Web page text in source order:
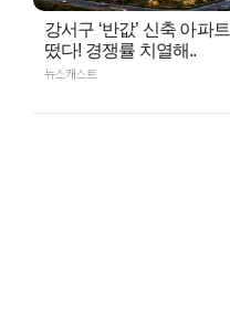
강서구 ‘반값’ 신축 아파트
떴다! 경쟁률 치열해..
뉴스캐스트